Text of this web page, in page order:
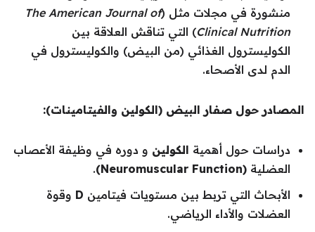
منشورة في مجلات مثل (The American Journal of
Clinical Nutrition) التي تناقش العلاقة بين
الكوليسترول الغذائي (من البيض) والكوليسترول في
الدم لدى الأصحاء.
المصادر حول صفار البيض (الكولين والفيتامينات):
دراسات حول أهمية الكولين و دوره في وظيفة الأعصاب
العضلية (Neuromuscular Function)
.
الأبحاث التي تربط بين مستويات فيتامين D وقوة
العضلات والأداء الرياضي.